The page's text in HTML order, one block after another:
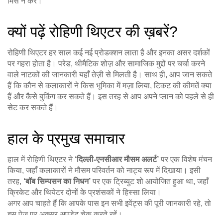
क्यों पढ़ें रोहिणी थिएटर की ख़बरें?
रोहिणी थिएटर हर साल कई नई प्रोडक्शन लाता है और इनका असर दर्शकों
पर गहरा होता है। परेड, थीमैटिक शोज़ और सामाजिक मुद्दों पर चर्चा करने
वाले नाटकों की जानकारी यहाँ तेज़ी से मिलती है। साथ ही, आप जान सकते
हैं कि कौन से कलाकारों ने किस भूमिका में मज़ा लिया, टिकट की कीमतें क्या
हैं और कैसे बुकिंग कर सकते हैं। इस तरह से आप अपने प्लान को पहले से ही
सेट कर सकते हैं।
हाल के प्रमुख समाचार
हाल में रोहिणी थिएटर ने ‘दिल्ली‑एनसीआर मौसम अलर्ट’ पर एक विशेष मंचन
किया, जहाँ कलाकारों ने मौसम परिवर्तन को नाट्य रूप में दिखाया। इसी
तरह, ‘बॉब सिम्पसन का निधन’ पर एक ट्रिब्युट शो आयोजित हुआ था, जहाँ
क्रिकेट और थियेटर दोनों के प्रशंसकों ने हिस्सा लिया।
अगर आप चाहते हैं कि आपके पास इन सभी इवेंट्स की पूरी जानकारी रहे, तो